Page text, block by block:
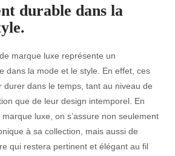
durable dans la
de marque luxe représente un
dans la mode et le style. En effet, ces
durer dans le temps, tant au niveau de
que de leur design intemporel. En
luxe, on s’assure non seulement
à sa collection, mais aussi de
qui restera pertinent et élégant au fil